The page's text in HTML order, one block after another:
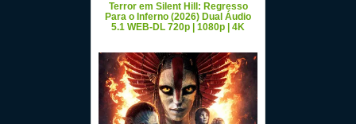
Terror em Silent Hill: Regresso
Para o Inferno (2026) Dual Áudio
5.1 WEB-DL 720p | 1080p | 4K